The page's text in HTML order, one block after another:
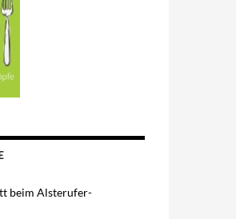
beim Alsterufer-